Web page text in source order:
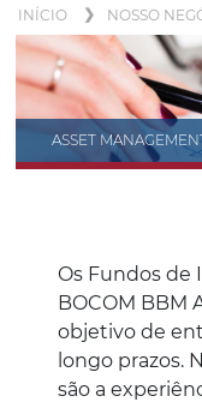
INÍCIO NOSSO
ASSET
Os Fundos de
BOCOM BBM
objetivo de
longo prazos.
são a